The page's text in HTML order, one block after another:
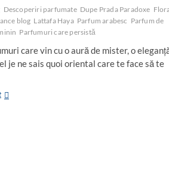
Descoperiri parfumate Dupe Prada Paradoxe
blog Lattafa Haya Parfum arabesc Parfum de
Parfumuri care persistă
care vin cu o aură de mister, o
je ne sais quoi oriental care te face să te
Lattafa